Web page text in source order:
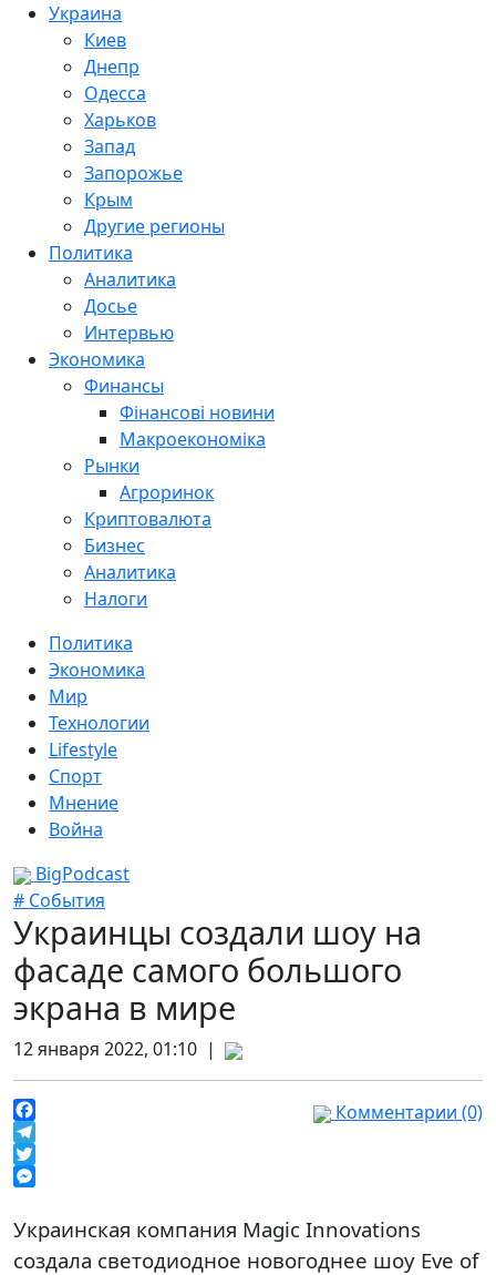
Украина
Киев
Днепр
Одесса
Харьков
Запад
Запорожье
Крым
Другие регионы
Политика
Аналитика
Досье
Интервью
Экономика
Финансы
Фінансові новини
Макроекономіка
Рынки
Агроринок
Криптовалюта
Бизнес
Аналитика
Налоги
Политика
Экономика
Мир
Технологии
Lifestyle
Спорт
Мнение
Война
BigPodcast
# События
Украинцы создали шоу на
фасаде самого большого
экрана в мире
12 января 2022, 01:10 |
Facebook
Telegram
Twitter
Комментарии (0)
Украинская компания Magic Innovations
создала светодиодное новогоднее шоу Eve of